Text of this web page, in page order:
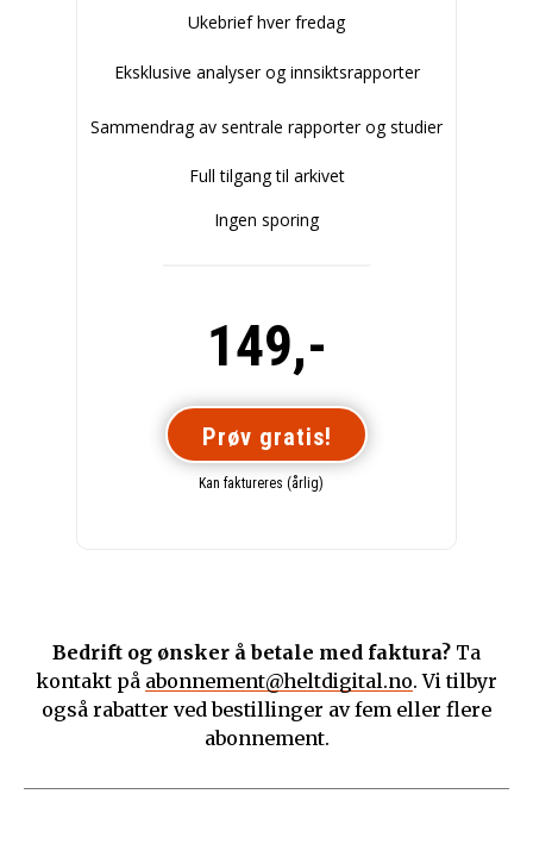
Ukebrief hver fredag
Eksklusive analyser og innsiktsrapporter
Sammendrag av sentrale rapporter og studier
Full tilgang til arkivet
Ingen sporing
149,-
Prøv gratis!
Kan faktureres (årlig)
Bedrift og ønsker å betale med faktura? Ta
kontakt på abonnement@heltdigital.no. Vi tilbyr
også rabatter ved bestillinger av fem eller flere
abonnement.